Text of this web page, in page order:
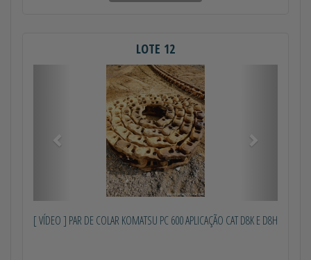
LOTE 12
[ VÍDEO ] PAR DE COLAR KOMATSU PC 600 APLICAÇÃO CAT D8K E D8H